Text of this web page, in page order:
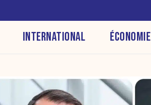
INTERNATIONAL ÉCONOMIE